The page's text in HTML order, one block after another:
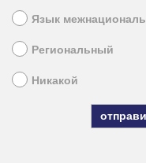
Язык
Региональный
Никакой